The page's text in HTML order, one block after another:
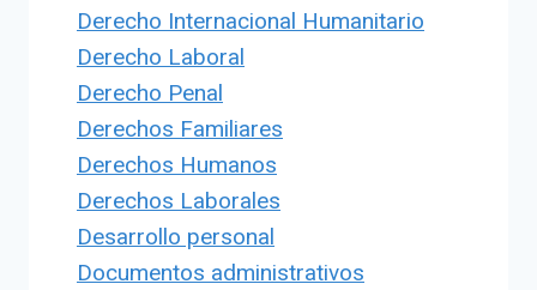
Derecho Internacional Humanitario
Derecho Laboral
Derecho Penal
Derechos Familiares
Derechos Humanos
Derechos Laborales
Desarrollo personal
Documentos administrativos